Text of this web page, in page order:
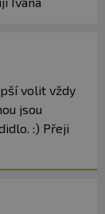
volit vždy
jsou
:) Přeji